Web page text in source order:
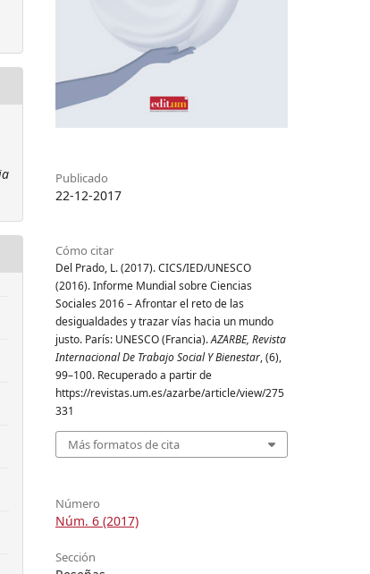
Publicado
22-12-2017
Cómo citar
Del Prado, L. (2017). CICS/IED/UNESCO
(2016). Informe Mundial sobre Ciencias
Sociales 2016 – Afrontar el reto de las
desigualdades y trazar vías hacia un mundo
justo. París: UNESCO (Francia).AZARBE, Revista
Internacional De Trabajo Social Y Bienestar, (6),
99–100. Recuperado a partir de
https://revistas.um.es/azarbe/article/view/275
331
Más formatos de cita
Número
Núm. 6 (2017)
Sección